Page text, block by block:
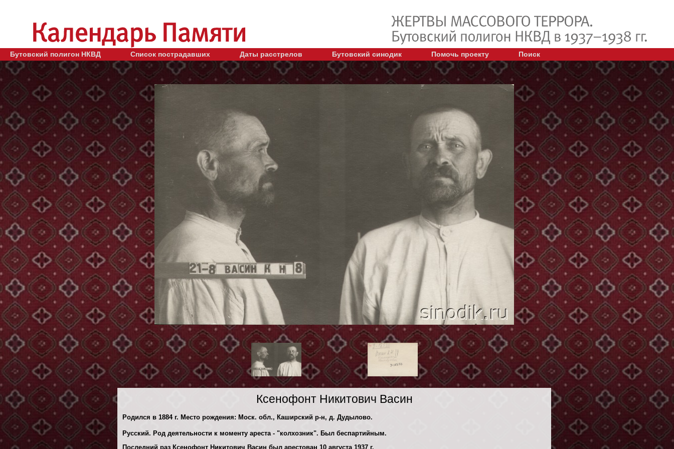
Бутовский полигон НКВД Список пострадавших Даты расстрелов Бутовский синодик Помочь проекту Поиск
Ксенофонт Никитович Васин
Родился в 1884 г. Место рождения: Моск. обл., Каширский р-н, д. Дудылово.
Русский. Род деятельности к моменту ареста - "колхозник". Был беспартийным.
Последний раз Ксенофонт Никитович Васин был арестован 10 августа 1937 г.